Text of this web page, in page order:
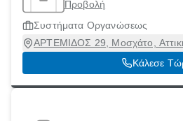
Προβολή
Συστήματα Οργανώσεως
ΑΡΤΕΜΙΔΟΣ 29, Μοσχάτο,
Κάλεσε